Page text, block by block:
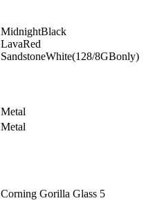
MidnightBlack
LavaRed
SandstoneWhite(128/8GBonly)
Metal
Metal
Corning Gorilla Glass 5